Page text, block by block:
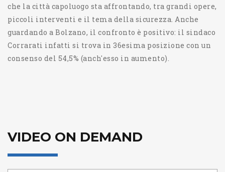
che la città capoluogo sta affrontando, tra grandi opere,
piccoli interventi e il tema della sicurezza. Anche
guardando a Bolzano, il confronto è positivo: il sindaco
Corrarati infatti si trova in 36esima posizione con un
consenso del 54,5% (anch'esso in aumento).
VIDEO ON DEMAND